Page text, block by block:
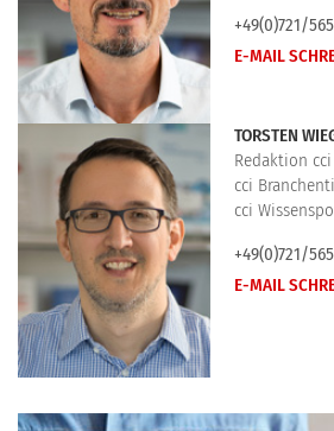
+49(0)721/
E-MAIL
TORSTEN
Redaktion
cci
cci
+49(0)721/
E-MAIL